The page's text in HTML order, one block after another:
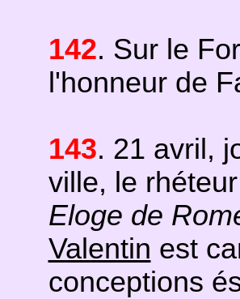
142. Sur le
l'honneur de
143. 21 avril,
ville, le
Eloge de
Valentin est
conceptions